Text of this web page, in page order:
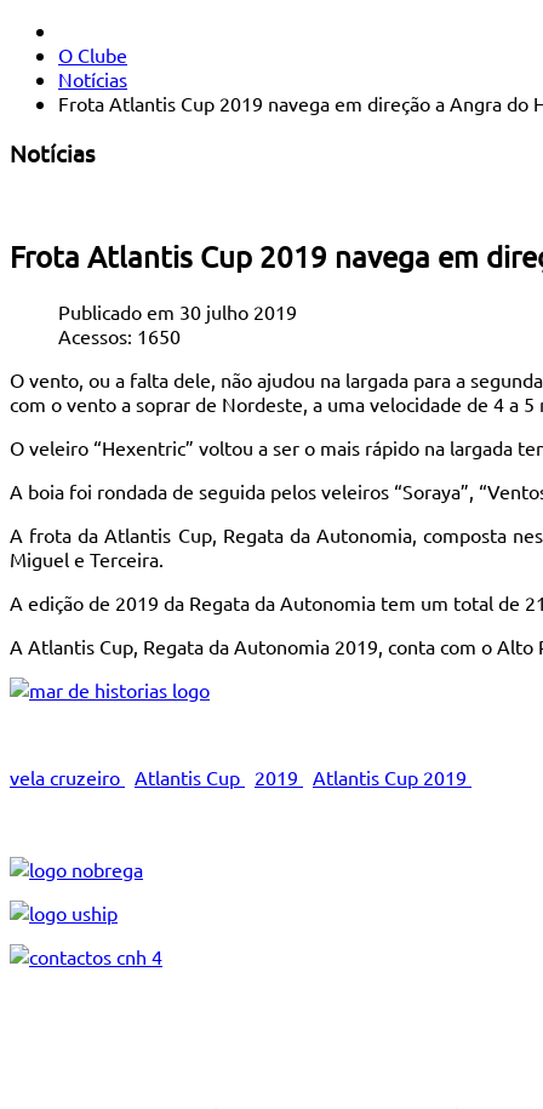
O Clube
Notícias
Frota Atlantis Cup 2019 navega em direção a Angra do
Notícias
Frota Atlantis Cup 2019 navega em
Publicado em 30 julho 2019
Acessos: 1650
O vento, ou a falta dele, não ajudou na largada para a
com o vento a soprar de Nordeste, a uma velocidade de 4 a 5
O veleiro “Hexentric” voltou a ser o mais rápido na largada
A boia foi rondada de seguida pelos veleiros “Soraya”,
A frota da Atlantis Cup, Regata da Autonomia, composta
Miguel e Terceira.
A edição de 2019 da Regata da Autonomia tem um total de
A Atlantis Cup, Regata da Autonomia 2019, conta com o
vela cruzeiro Atlantis Cup 2019 Atlantis Cup 2019